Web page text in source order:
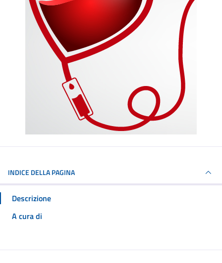
INDICE DELLA PAGINA
Descrizione
A cura di